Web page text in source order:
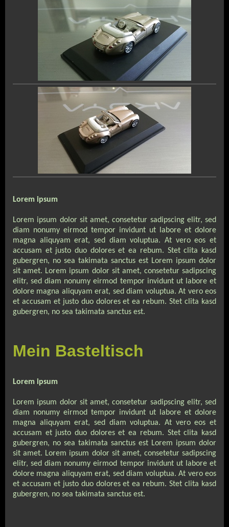
Lorem ipsum
Lorem ipsum dolor sit amet, consetetur sadipscing elitr, sed
diam nonumy eirmod tempor invidunt ut labore et dolore
magna aliquyam erat, sed diam voluptua. At vero eos et
accusam et justo duo dolores et ea rebum. Stet clita kasd
gubergren, no sea takimata sanctus est Lorem ipsum dolor
sit amet. Lorem ipsum dolor sit amet, consetetur sadipscing
elitr, sed diam nonumy eirmod tempor invidunt ut labore et
dolore magna aliquyam erat, sed diam voluptua. At vero eos
et accusam et justo duo dolores et ea rebum. Stet clita kasd
gubergren, no sea takimata sanctus est.
Mein Basteltisch
Lorem ipsum
Lorem ipsum dolor sit amet, consetetur sadipscing elitr, sed
diam nonumy eirmod tempor invidunt ut labore et dolore
magna aliquyam erat, sed diam voluptua. At vero eos et
accusam et justo duo dolores et ea rebum. Stet clita kasd
gubergren, no sea takimata sanctus est Lorem ipsum dolor
sit amet. Lorem ipsum dolor sit amet, consetetur sadipscing
elitr, sed diam nonumy eirmod tempor invidunt ut labore et
dolore magna aliquyam erat, sed diam voluptua. At vero eos
et accusam et justo duo dolores et ea rebum. Stet clita kasd
gubergren, no sea takimata sanctus est.